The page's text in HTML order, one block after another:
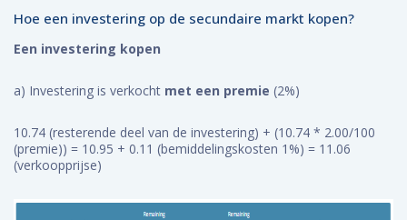
Hoe een investering op de secundaire markt kopen?
Een investering kopen
a) Investering is verkocht met een premie (2%)
10.74 (resterende deel van de investering) + (10.74 * 2.00/100
(premie)) = 10.95 + 0.11 (bemiddelingskosten 1%) = 11.06
(verkoopprijse)